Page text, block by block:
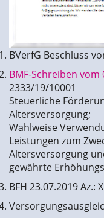
BVerfG Beschluss
BMF-Schreiben vom
2333/19/10001
Steuerliche
Altersversorgung;
Wahlweise
Leistungen zum
Altersversorgung
gewährte
BFH 23.07.2019 Az.: